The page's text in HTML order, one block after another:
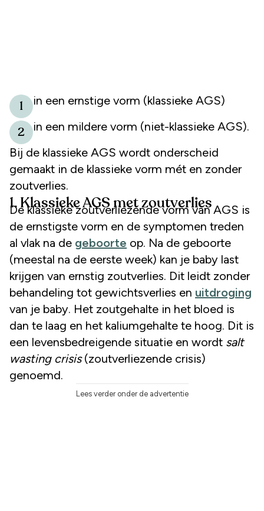
1 in een ernstige vorm (klassieke AGS)
2
in een mildere vorm (niet-klassieke AGS).
Bij de klassieke AGS wordt onderscheid
gemaakt in de klassieke vorm mét en zonder
zoutverlies.
1. Klassieke AGS met zoutverlies
De klassieke zoutverliezende vorm van AGS is
de ernstigste vorm en de symptomen treden
al vlak na de geboorte op. Na de geboorte
(meestal na de eerste week) kan je baby last
krijgen van ernstig zoutverlies. Dit leidt zonder
behandeling tot gewichtsverlies en uitdroging
van je baby. Het zoutgehalte in het bloed is
dan te laag en het kaliumgehalte te hoog. Dit is
een levensbedreigende situatie en wordt salt
wasting crisis(zoutverliezende crisis)
genoemd.
Lees verder onder de advertentie